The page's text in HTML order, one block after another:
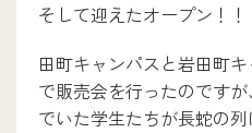
プライバシーポリシー
そして迎えたオープン！！
田町キャンパスと岩田町
で販売会を行ったのです
でいた学生たちが長蛇の列